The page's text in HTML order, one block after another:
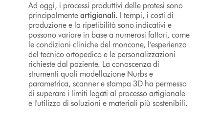
Ad oggi, i processi produttivi delle protesi sono
principalmente artigianali. I tempi, i costi di
produzione e la ripetibilità sono indicativi e
possono variare in base a numerosi fattori, come
le condizioni cliniche del moncone, l’esperienza
del tecnico ortopedico e le personalizzazioni
richieste dal paziente. La conoscenza di
strumenti quali modellazione Nurbs e
parametrica, scanner e stampa 3D ha permesso
di superare i limiti legati al processo artigianale
e l'utilizzo di soluzioni e materiali più sostenibili.